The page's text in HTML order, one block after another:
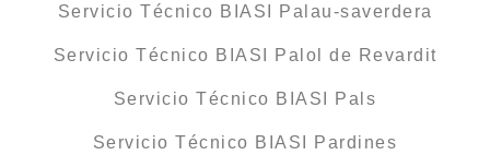
Servicio Técnico BIASI Palau-saverdera
Servicio Técnico BIASI Palol de Revardit
Servicio Técnico BIASI Pals
Servicio Técnico BIASI Pardines